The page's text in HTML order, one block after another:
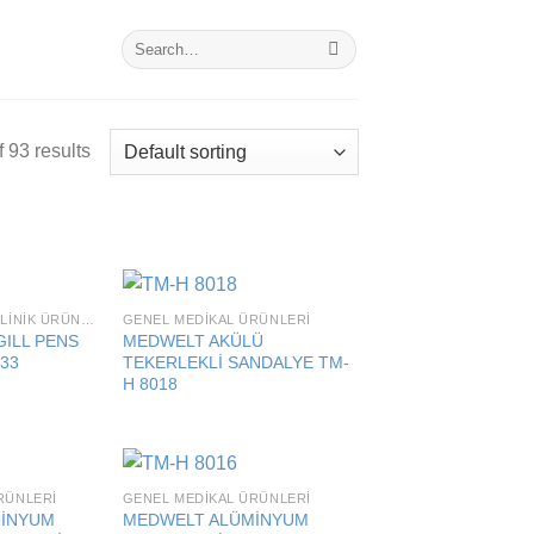
Search
for:
93 results
Add to
wishlist
PENS
GENEL MEDIKAL ÜRÜNLERI
MEDWELT AKÜLÜ
TEKERLEKLİ SANDALYE TM-
H 8018
Add to
wishlist
Add to
wishlist
GENEL MEDIKAL ÜRÜNLERI
MEDWELT ALÜMİNYUM